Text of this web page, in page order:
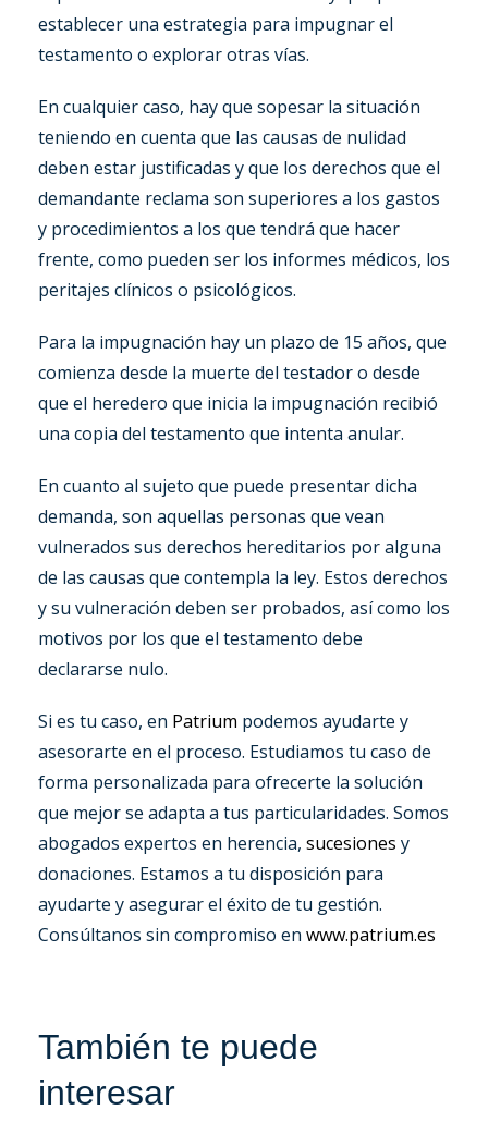
establecer una estrategia para impugnar el
testamento o explorar otras vías.
En cualquier caso, hay que sopesar la situación
teniendo en cuenta que las causas de nulidad
deben estar justificadas y que los derechos que el
demandante reclama son superiores a los gastos
y procedimientos a los que tendrá que hacer
frente, como pueden ser los informes médicos, los
peritajes clínicos o psicológicos.
Para la impugnación hay un plazo de 15 años, que
comienza desde la muerte del testador o desde
que el heredero que inicia la impugnación recibió
una copia del testamento que intenta anular.
En cuanto al sujeto que puede presentar dicha
demanda, son aquellas personas que vean
vulnerados sus derechos hereditarios por alguna
de las causas que contempla la ley. Estos derechos
y su vulneración deben ser probados, así como los
motivos por los que el testamento debe
declararse nulo.
Si es tu caso, en Patrium podemos ayudarte y
asesorarte en el proceso. Estudiamos tu caso de
forma personalizada para ofrecerte la solución
que mejor se adapta a tus particularidades. Somos
abogados expertos en herencia, sucesiones y
donaciones. Estamos a tu disposición para
ayudarte y asegurar el éxito de tu gestión.
Consúltanos sin compromiso en www.patrium.es
También te puede
interesar